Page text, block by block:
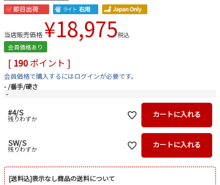
当店販売価格 ¥18,975税込
会員価格あり
[ 190ポイント ]
会員価格で購入するにはログインが必要です。
- 番手/硬さ
-
#4/S
残りわずか カートに入れる
SW/S
残りわずか カートに入れる
[送料込]表示なし商品の送料について